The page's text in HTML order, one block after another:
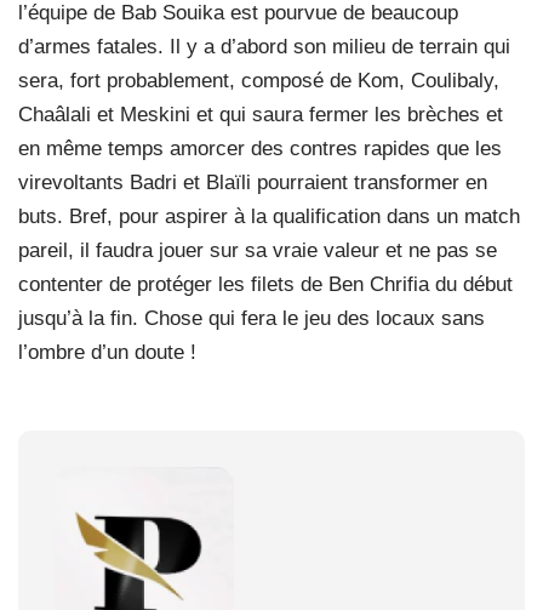
l’équipe de Bab Souika est pourvue de beaucoup
d’armes fatales. Il y a d’abord son milieu de terrain qui
sera, fort probablement, composé de Kom, Coulibaly,
Chaâlali et Meskini et qui saura fermer les brèches et
en même temps amorcer des contres rapides que les
virevoltants Badri et Blaïli pourraient transformer en
buts. Bref, pour aspirer à la qualification dans un match
pareil, il faudra jouer sur sa vraie valeur et ne pas se
contenter de protéger les filets de Ben Chrifia du début
jusqu’à la fin. Chose qui fera le jeu des locaux sans
l’ombre d’un doute !